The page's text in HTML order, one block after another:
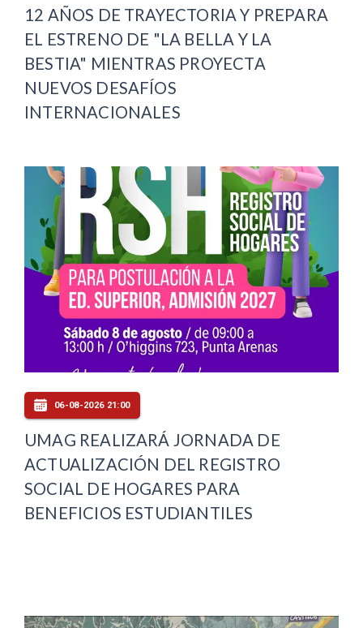
12 AÑOS DE TRAYECTORIA Y PREPARA
EL ESTRENO DE "LA BELLA Y LA
BESTIA" MIENTRAS PROYECTA
NUEVOS DESAFÍOS
INTERNACIONALES
06-08-2026 21:00
UMAG REALIZARÁ JORNADA DE
ACTUALIZACIÓN DEL REGISTRO
SOCIAL DE HOGARES PARA
BENEFICIOS ESTUDIANTILES